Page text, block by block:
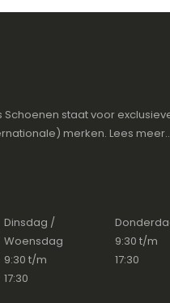
Schoenen staat voor
merken. Lees
Dinsdag /
Woensdag
9:30 t/m
17:30
9:30 t/m
17:30